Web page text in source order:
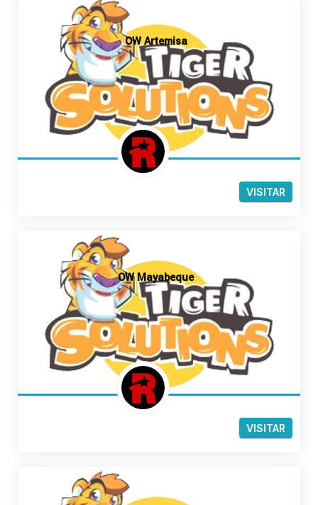
OW Artemisa
VISITAR
OW Mayabeque
VISITAR